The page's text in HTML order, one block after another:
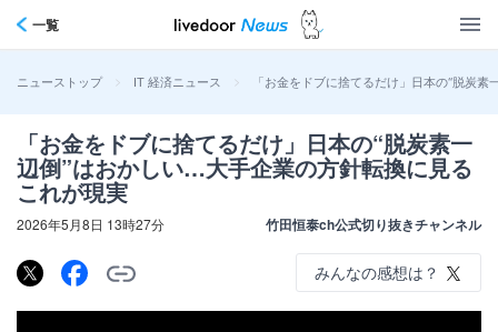
一覧
ニューストップ > IT 経済ニュース > 「お金をドブに捨てるだけ」日本の“脱炭
「お金をドブに捨てるだけ」日本の“脱炭素一
辺倒”はおかしい…大手企業の方針転換に見る
これが現実
2026年5月8日 13時27分 竹田恒泰ch公式切り抜きチャンネル
みんなの感想は？